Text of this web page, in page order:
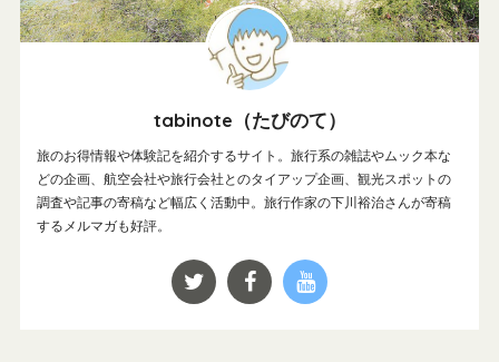
tabinote（たびのて）
旅のお得情報や体験記を紹介するサイト。旅行系の雑誌やムック本な
どの企画、航空会社や旅行会社とのタイアップ企画、観光スポットの
調査や記事の寄稿など幅広く活動中。旅行作家の下川裕治さんが寄稿
するメルマガも好評。